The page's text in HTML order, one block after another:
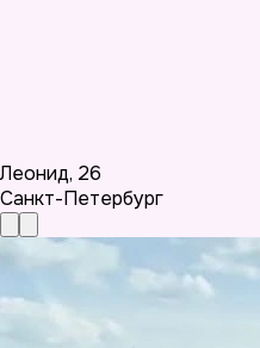
Леонид, 26
Санкт-Петербург